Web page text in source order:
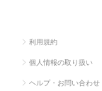
利用規約
個人情報の取り扱い
ヘルプ・お問い合わせ